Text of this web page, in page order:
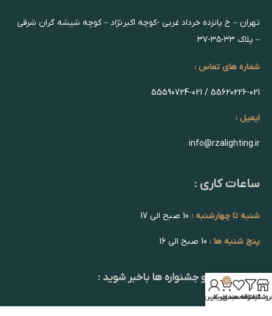
تهران – خ پانزده خرداد غربی -کوچه اکبرنژاد – کوچه شیشه گران شرقی
– پلاک ۳۳-۳۵-۳۷
شماره های تماس :
55620226-021 / 55590724-021
ایمیل :
info@rzalighting.ir
ساعات کاری :
شنبه تا چهارشنبه :
پنج شنبه ها :
از تخفیف ها و جشنواره ها باخبر شوید :
فیلترها
علاقه مندی
0
سبد خرید
حساب کاربری من